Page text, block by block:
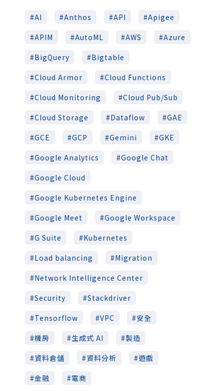
AI Anthos API
Apigee
APIM
AutoML AWS
Azure
BigQuery
Bigtable
Cloud Armor
Cloud Functions
Cloud Monitoring
Cloud Pub/Sub
Cloud Storage
Dataflow
GAE
GCE
GCP Gemini
GKE
Google Analytics
Google Chat
Google Cloud
Google Kubernetes Engine
Google Meet
Google Workspace
G Suite
Kubernetes
Load balancing
Migration
Network Intelligence Center
Security
Stackdriver
Tensorflow
VPC
安全
機房
生成式 AI
製造
資料倉儲
資料分析
遊戲
金融
電商